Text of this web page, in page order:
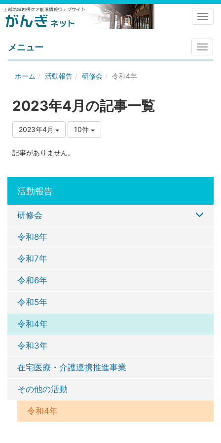
メ
ニ
メニュー
ホーム 活動報告 研修会 令和4年
2023年4月の記事一覧
2023年4月 10件
記事がありません。
活動報告
研修会
令和8年
令和7年
令和6年
令和5年
令和4年
令和3年
在宅医療・介護連携推進事業
その他の活動
令和4年